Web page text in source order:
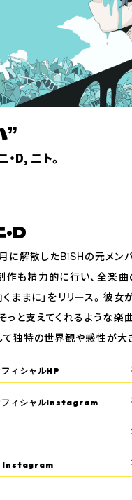
”
D, ニト。
D
に解散したBiSHの元メン
作も精力的に行い、全楽
くままに」をリリース。彼
っと支えてくれるような
て独特の世界観や感性が大
ィシャルHP
フィシャルInstagram
Instagram